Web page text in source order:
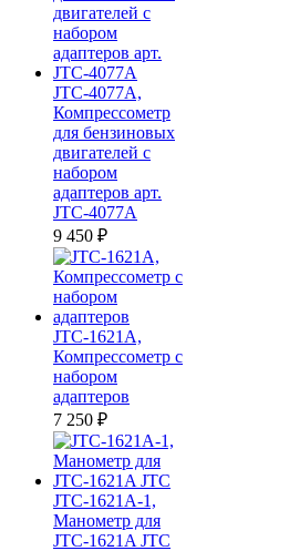
JTC-4077A,
Компрессометр
для бензиновых
двигателей с
набором
адаптеров арт.
JTC-4077A
9 450 ₽
JTC-1621A,
Компрессометр с
набором
адаптеров
7 250 ₽
JTC-1621A-1,
Манометр для
JTC-1621A JTC